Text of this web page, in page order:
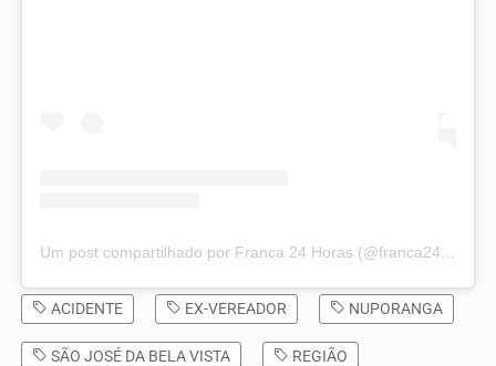
Um post compartilhado por Franca 24 Horas (@franca24horas)
ACIDENTE EX-VEREADOR NUPORANGA
SÃO JOSÉ DA BELA VISTA REGIÃO